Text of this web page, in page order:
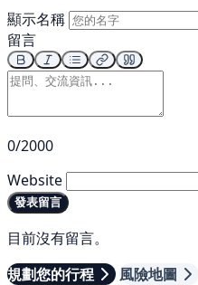
顯示名稱
留言
0/2000
Website
發表留言
目前沒有留言。
規劃您的行程
風險地圖